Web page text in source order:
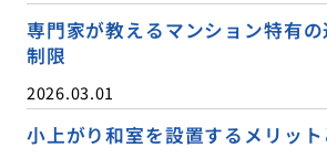
専門家が教えるマンション特有
制限
2026.03.01
小上がり和室を設置するメリッ